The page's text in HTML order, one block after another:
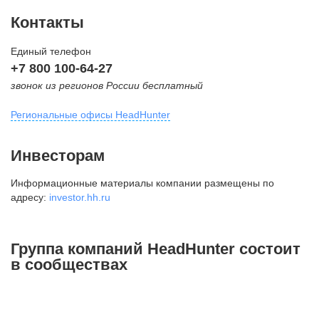
Контакты
Единый телефон
+7 800 100-64-27
звонок из регионов России бесплатный
Региональные офисы HeadHunter
внутригородская территория
Муниципальный округ Тверской,
2-я Брестская ул., д. 48,
+7 495 980-64-27
Инвесторам
Информационные материалы компании размещены по
адресу: investor.hh.ru
Группа компаний HeadHunter состоит
в сообществах